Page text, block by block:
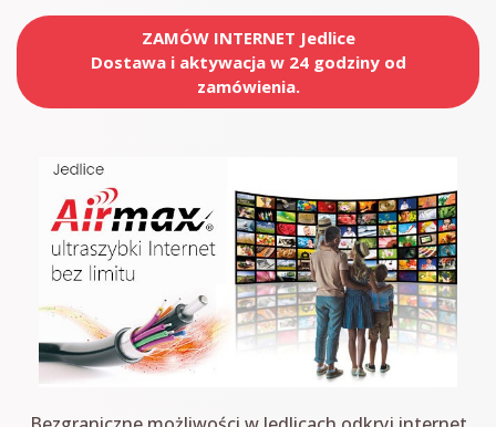
ZAMÓW INTERNET Jedlice
Dostawa i aktywacja w 24 godziny od
zamówienia.